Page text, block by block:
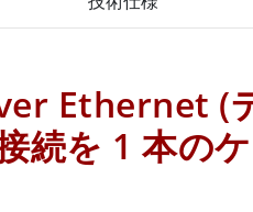
Ethernet (
続を 1 本の